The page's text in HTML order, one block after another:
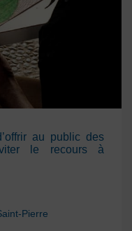
au public des
le recours à
Pierre